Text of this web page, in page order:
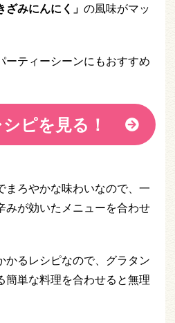
ざみにんにく」 の風味がマッ
ーティーシーンにもおすすめ
ピを見る！
まろやかな味わいなので、一
みが効いたメニューを合わせ
かるレシピなので、グラタン
簡単な料理を合わせると無理